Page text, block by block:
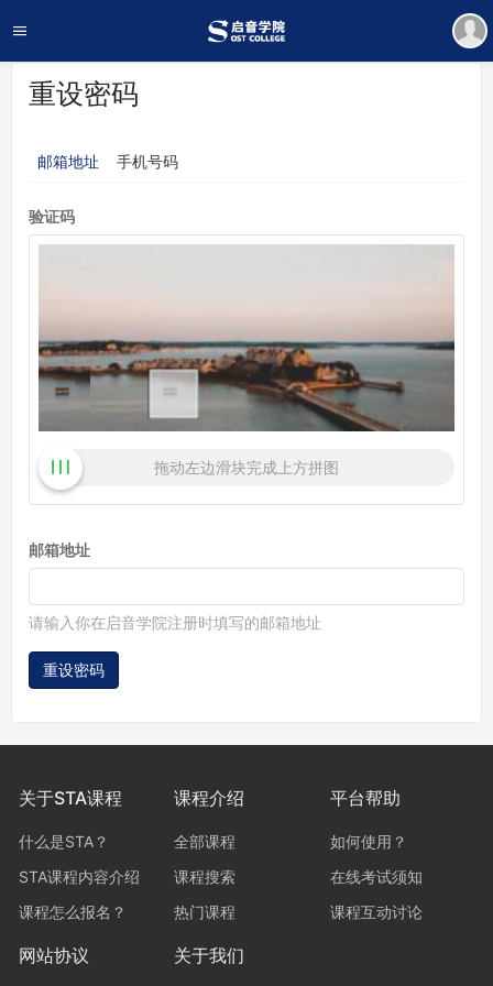
重设密码
邮箱地址 手机号码
验证码
拖动左边滑块完成上方拼图
邮箱地址
请输入你在启音学院注册时填写的邮箱地址
重设密码
关于STA课程
什么是STA？
STA课程内容介绍
课程怎么报名？
课程介绍
全部课程
课程搜索
热门课程
平台帮助
如何使用？
在线考试须知
课程互动讨论
网站协议 关于我们